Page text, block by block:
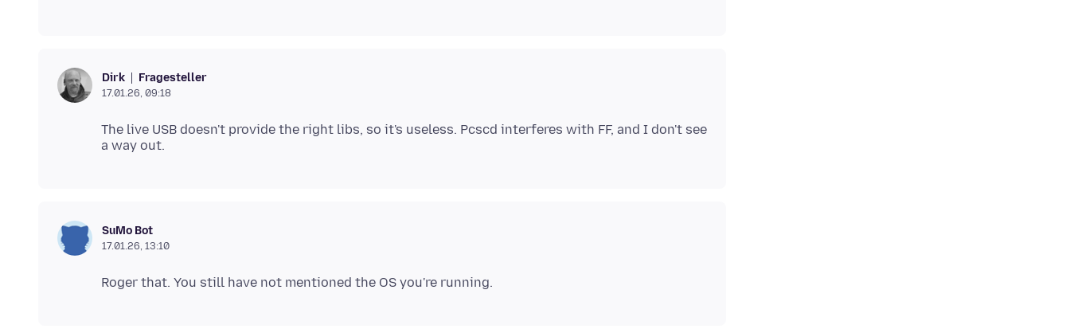
Dirk Fragesteller
17.01.26, 09:18
The live USB doesn't provide the right libs, so it's useless. Pcscd interferes with FF, and I don't see
SuMo Bot
17.01.26, 13:10